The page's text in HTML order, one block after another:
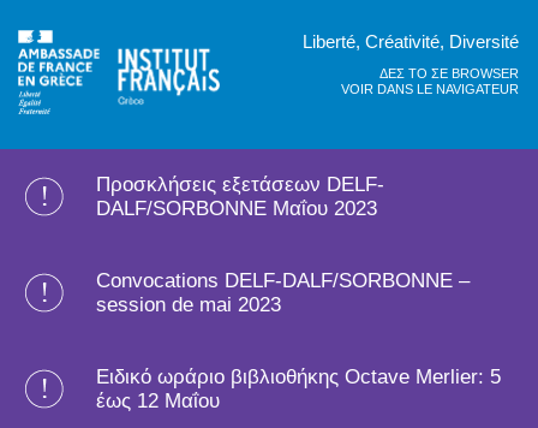
Liberté, Créativité, Diversité
ΔΕΣ ΤΟ ΣΕ BROWSER
VOIR DANS LE NAVIGATEUR
Προσκλήσεις εξετάσεων DELF-
DALF/SORBONNE Μαΐου 2023
Convocations DELF-DALF/SORBONNE –
session de mai 2023
Ειδικό ωράριο βιβλιοθήκης Octave Merlier: 5
έως 12 Μαΐου